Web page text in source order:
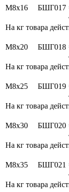
М8х16 БШГ017
На кг товара
М8х20 БШГ018
На кг товара
М8х25 БШГ019
На кг товара
М8х30 БШГ020
На кг товара
М8х35 БШГ021
На кг товара